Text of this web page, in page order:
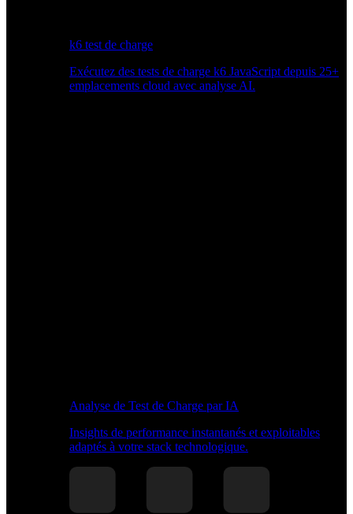
k6 test de charge
Exécutez des tests de charge k6 JavaScript depuis 25+
emplacements cloud avec analyse AI.
Analyse de Test de Charge par IA
Insights de performance instantanés et exploitables
adaptés à votre stack technologique.